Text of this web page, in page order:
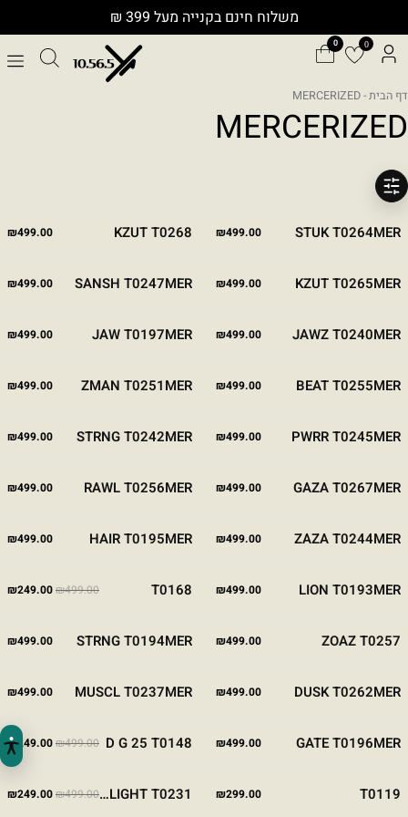
משלוח חינם בקנייה מעל 399 ₪
0
דף הבית- MERCERIZED
MERCERIZED
מסננים
BLACK
PINK
STONE
WHITESTUK T0264MER
₪499.00
BLACK
PINK
KZUT T0268
₪499.00
BLACK
PINK
STONE
WHITEKZUT T0265MER
₪499.00
BLACK
WHITE
PINK
SANSH T0247MER
₪499.00
BLACK
WHITE
JAWZ T0240MER
₪499.00
BLACK
GREEN
WHITE
JAW T0197MER
₪499.00
BLACK
STONE
WHITE
BEAT T0255MER
₪499.00
BLACK
WHITE
PINK
ZMAN T0251MER
₪499.00
BLACK
STONE
WHITE
PWRR T0245MER
₪499.00
BLACK
STONE
GREEN
STRNG T0242MER
₪499.00
BLACK
STONE
WHITE
GAZA T0267MER
₪499.00
BLACK
STONE
WHITE
RAWL T0256MER
₪499.00
BLACK
BROWN
WHITE
ZAZA T0244MER
₪499.00
BLACK
STONE
WHITE
HAIR T0195MER
₪499.00
BLACK
GREEN
WHITE
LION T0193MER
₪499.00
מבצע
BLACK
WHITE
KHAKI
STONE T0168
₪499.00
₪249.00
BLACK
BROWN
WHITEZOAZ T0257
₪499.00
BLACK
WHITE
STONE
STRNG T0194MER
₪499.00
BLACK
STONE
WHITE
DUSK T0262MER
₪499.00
BLACK
STONE
WHITE
MUSCL T0237MER
₪499.00
BLACK
BROWN
WHITE
GATE T0196MER
₪499.00
מבצע
-50%
BLACK
WHITE
BLUE
STONE D G 25 T0148
₪499.00
המחיר המקורי
₪249.00
BLACK
WHITE
BROWN T0119
₪299.00
מבצע
BLACK
STONE
LITTLE LIGHT T0231
₪499.00
₪249.00